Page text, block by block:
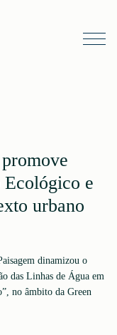
Ecológico e
urbano
dinamizou o
das Linhas de Água em
no âmbito da Green